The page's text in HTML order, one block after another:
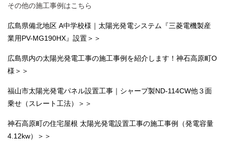
その他の施工事例はこちら
広島県備北地区 A中学校様｜太陽光発電システム『三菱電機製産
業用PV-MG190HX』設置＞＞
広島県内の太陽光発電工事の施工事例を紹介します！神石高原町O
様＞＞
福山市太陽光発電パネル設置工事｜シャープ製ND-114CW他３面
乗せ（スレート工法）＞＞
神石高原町の住宅屋根 太陽光発電設置工事の施工事例（発電容量
4.12kw）＞＞